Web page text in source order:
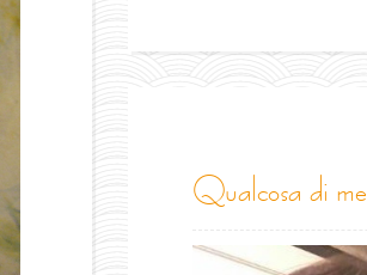
qualcosa di me